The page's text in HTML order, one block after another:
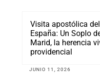
Visita apostólica
España: Un Soplo
Marid, la herencia
providencial
JUNIO 11, 2026